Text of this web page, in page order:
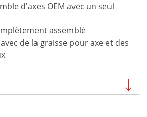
d'axes OEM avec un seul
assemblé
de la graisse pour axe et des